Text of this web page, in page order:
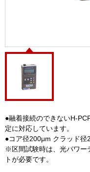
●融着接続のできないH-
定に対応しています。
●コア径200μm クラッド径
※区間試験時は、光パワー
トが必要です。